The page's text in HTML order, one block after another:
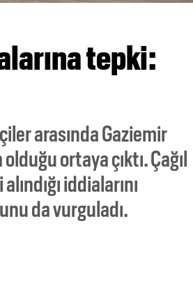
tepki:
arasında Gaziemir
ortaya çıktı. Çağıl
iddialarını
da vurguladı.